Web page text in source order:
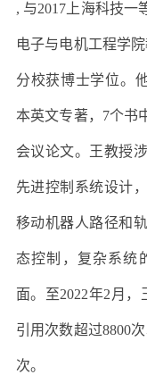
, 与2017上海科技一
电子与电机工程学
分校获博士学位。
本英文专著，7个书
会议论文。王教授
先进控制系统设计
移动机器人路径和
态控制，复杂系统
面。至2022年2月，
引用次数超过8800
次。